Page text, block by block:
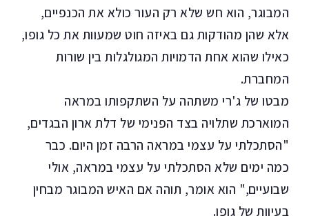
המבוגר, הוא חש שלא רק העור כולא את הכנפיים,
אלא שהן מהודקות גם באיזה חוט שמעוות את כל גופו,
כאילו שהוא אחת הדמויות המגולגלות בין שורות
המחברת.
מבטו של ג'רי משתהה על השתקפותו במראה
המוארכת שתלויה בצד הפנימי של דלת ארון הבגדים,
"הסתכלתי על עצמי במראה הרבה זמן היום. כבר
כמה ימים שלא הסתכלתי על עצמי במראה, אולי
שבועיים," הוא אומר, תוהה אם האיש המבוגר מבחין
בעיוות של גופו.